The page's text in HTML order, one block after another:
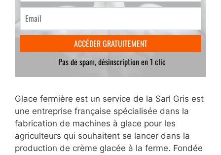
Glace fermière est un service de la Sarl Gris est
une entreprise française spécialisée dans la
fabrication de machines à glace pour les
agriculteurs qui souhaitent se lancer dans la
production de crème glacée à la ferme. Fondée